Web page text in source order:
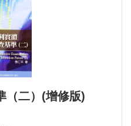
（二）(增修版)